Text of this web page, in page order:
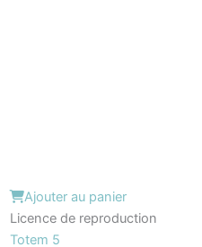
Ajouter au panier
Licence de reproduction
Totem 5